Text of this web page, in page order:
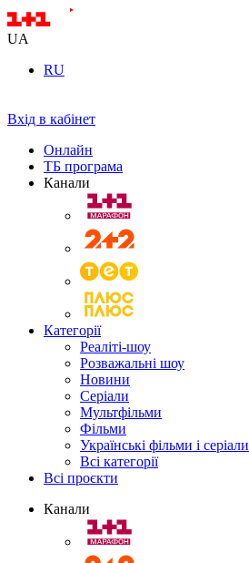
UA
RU
Вхід в кабінет
Онлайн
ТБ програма
Канали
Категорії
Реаліті-шоу
Розважальні шоу
Новини
Серіали
Мультфільми
Фільми
Українські фільми і серіали
Всі категорії
Всі проєкти
Канали